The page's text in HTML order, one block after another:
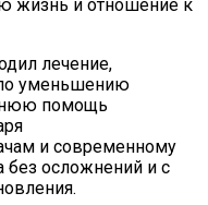
лечение,
по уменьшению
помощь
и современному
осложнений и с